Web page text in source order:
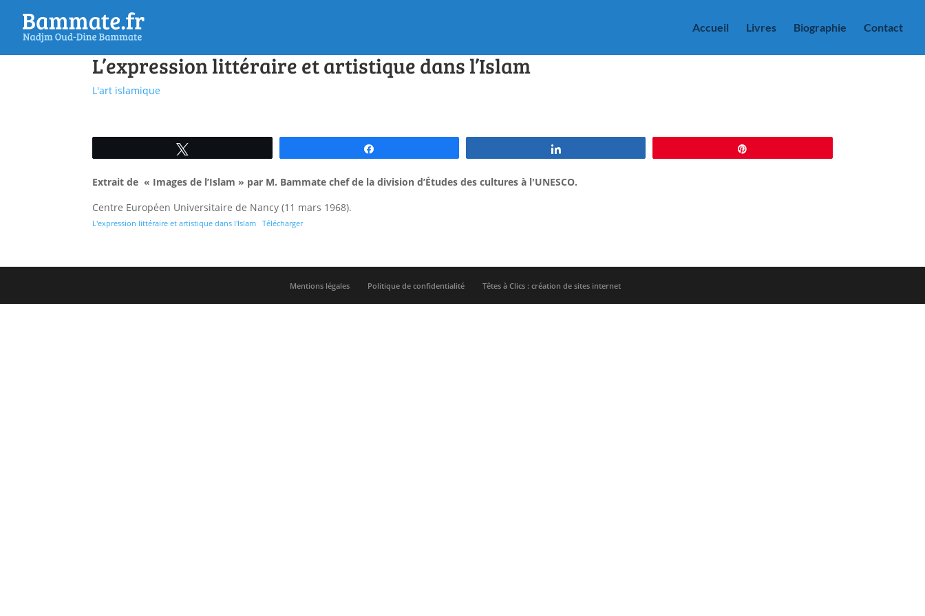
Accueil Livres Biographie Contact
L’expression littéraire et artistique dans l’Islam
L'art islamique
Extrait de « Images de l’Islam » par M. Bammate chef de la division d’Études des cultures à l'UNESCO.
Centre Européen Universitaire de Nancy (11 mars 1968).
L'expression littéraire et artistique dans l'Islam Télécharger
Mentions légales Politique de confidentialité Têtes à Clics : création de sites internet